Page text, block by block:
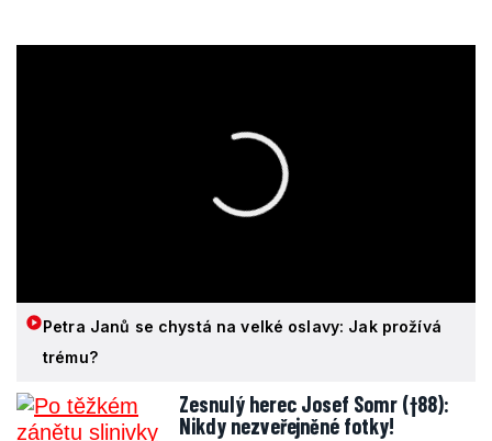
Petra Janů se chystá na velké oslavy: Jak prožívá
trému?
Zesnulý herec Josef Somr (†88):
Nikdy nezveřejněné fotky!